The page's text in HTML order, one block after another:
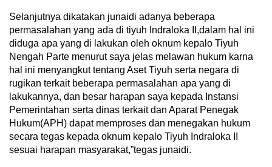
Selanjutnya dikatakan junaidi adanya beberapa
permasalahan yang ada di tiyuh Indraloka II,dalam hal ini
diduga apa yang di lakukan oleh oknum kepalo Tiyuh
Nengah Parte menurut saya jelas melawan hukum karna
hal ini menyangkut tentang Aset Tiyuh serta negara di
rugikan terkait beberapa permasalahan apa yang di
lakukannya, dan besar harapan saya kepada Instansi
Pemerintahan serta dinas terkait dan Aparat Penegak
Hukum(APH) dapat memproses dan menegakan hukum
secara tegas kepada oknum kepalo Tiyuh Indraloka II
sesuai harapan masyarakat,”tegas junaidi.